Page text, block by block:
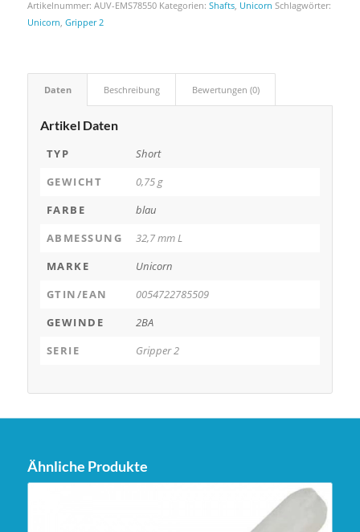
Artikelnummer: AUV-EMS78550 Kategorien: Shafts, Unicorn Schlagwörter:
Unicorn Gripper 2
Daten Beschreibung Bewertungen (0)
Artikel Daten
TYP
Short
GEWICHT
0,75 g
FARBE
blau
ABMESSUNG
32,7 mm L
MARKE
Unicorn
GTIN/EAN
0054722785509
GEWINDE
2BA
SERIE
Gripper 2
Ähnliche Produkte